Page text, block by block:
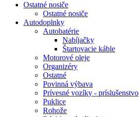
Ostatné nosiče
Ostatné nosiče
Autodoplnky
Autobatérie
Nabíjačky
Štartovacie káble
Motorové oleje
Organizéry
Ostatné
Povinná výbava
Prívesné vozíky - príslušenstvo
Puklice
Rohože